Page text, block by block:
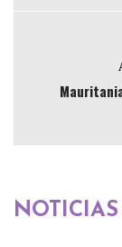
NOTICIAS